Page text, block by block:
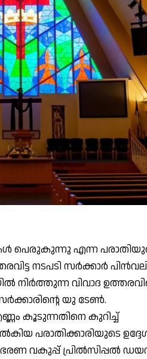
പെരുകുന്നു എന്ന
നടപടി സർക്കാർ
നിർത്തുന്ന വിവാദ
യു ടേൺ.
കൂടുന്നതിനെ കുറിച്ച്
പരാതിക്കാരിയുടെ
വകുപ്പ് പ്രിൽസിപ്പൽ